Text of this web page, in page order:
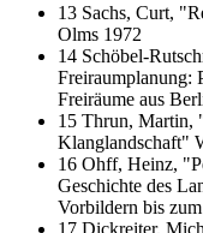
13 Sachs, Curt,
Olms 1972
14 Schöbel-
Freiraumplanung:
Freiräume aus
15 Thrun, Martin,
Klanglandschaft"
16 Ohff, Heinz,
Geschichte des
Vorbildern bis
17 Dickreiter,